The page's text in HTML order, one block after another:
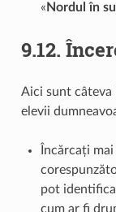
« Nordul în
9.12.
Aici sunt câteva
elevii
Încărcați
pot
cum ar fi